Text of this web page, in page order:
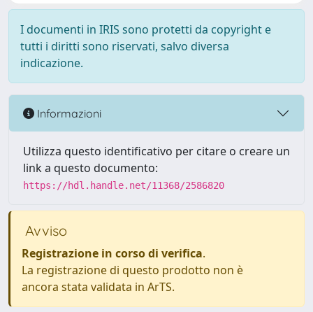
I documenti in IRIS sono protetti da copyright e
tutti i diritti sono riservati, salvo diversa
indicazione.
Informazioni
Utilizza questo identificativo per citare o creare un
link a questo documento:
https://hdl.handle.net/11368/2586820
Avviso
Registrazione in corso di verifica.
La registrazione di questo prodotto non è
ancora stata validata in ArTS.